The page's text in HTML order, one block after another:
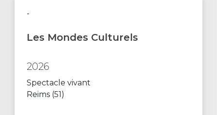
-
Les Mondes Culturels
2026
Spectacle vivant
Reims (51)